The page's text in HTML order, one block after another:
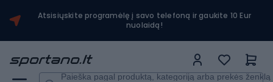
Atsisiųskite programėlę į savo telefoną ir gaukite 10 Eur
nuolaidą!
Paieška pagal produktą, kategoriją arba prekės ženklą